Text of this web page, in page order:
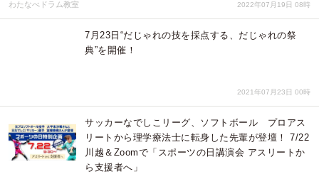
わたなべドラム教室 2022年07月19日 08時
7月23日“だじゃれの技を採点する、だじゃれの祭
典”を開催！
2021年07月23日 00時
サッカーなでしこリーグ、ソフトボール プロアス
リートから理学療法士に転身した先輩が登壇！ 7/22
川越＆Zoomで「スポーツの日講演会 アスリートか
ら支援者へ」